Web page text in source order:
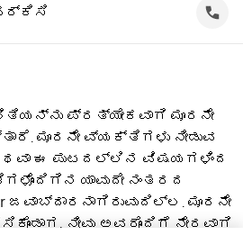
ಪ್ರತ್ಯೇಕವಾಗಿ ಮೂರನೇ
ಮೂರನೇ ವ್ಯಕ್ತಿಗಳು ನೀಡುವ
ಈ ಪುಟದಲ್ಲಿನ ವಿಷಯಗಳಿಂದ
ಯಾವುದೇ ನಂತರದ
ಮೂರನೇ
ನೀವು ಅವರೊಂದಿಗೆ ನೇರವಾಗಿ